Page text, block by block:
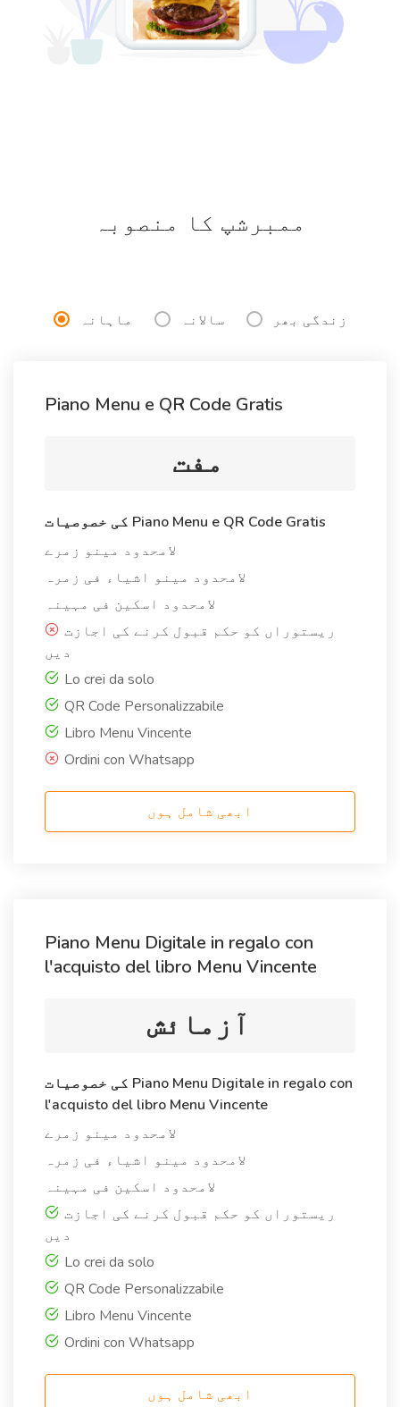
ممبرشپ کا منصوبہ
ماہانہ سالانہ زندگی بھر
Piano Menu e QR Code Gratis
مفت
کی خصوصیات Piano Menu e QR Code Gratis
لامحدود مینو زمرے
لامحدود مینو اشیاء فی زمرہ
لامحدود اسکین فی مہینہ
دیں
Lo crei da solo
QR Code Personalizzabile
Libro Menu Vincente
Ordini con Whatsapp
ابھی شامل ہوں
Piano Menu Digitale in regalo con
l'acquisto del libro Menu Vincente
آزمائش
کی خصوصیات Piano Menu Digitale in regalo con
l'acquisto del libro Menu Vincente
لامحدود مینو زمرے
لامحدود مینو اشیاء فی زمرہ
لامحدود اسکین فی مہینہ
دیں
Lo crei da solo
QR Code Personalizzabile
Libro Menu Vincente
Ordini con Whatsapp
ابھی شامل ہوں